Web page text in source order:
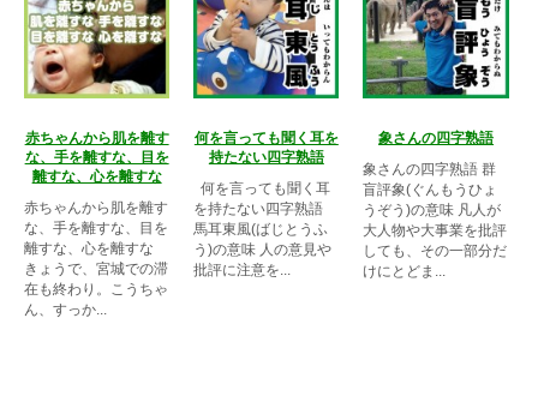
赤ちゃんから肌を離す
な、手を離すな、目を
離すな、心を離すな
赤ちゃんから肌を離す
な、手を離すな、目を
離すな、心を離すな
きょうで、宮城での滞
在も終わり。こうちゃ
ん、すっか...
何を言っても聞く耳を
持たない四字熟語
何を言っても聞く耳
を持たない四字熟語
馬耳東風(ばじとうふ
う)の意味 人の意見や
批評に注意を...
象さんの四字熟語
象さんの四字熟語 群
盲評象(ぐんもうひょ
うぞう)の意味 凡人が
大人物や大事業を批評
しても、その一部分だ
けにとどま...